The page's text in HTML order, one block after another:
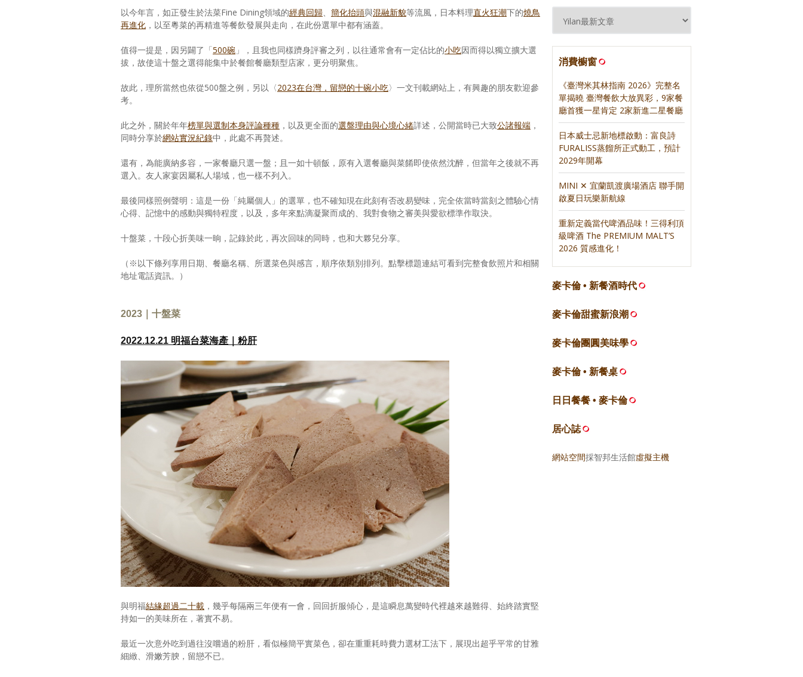
以今年言，如正發生於法菜Fine Dining領域的經典回歸、 簡化抬頭與混融新貌等流風，日本料理直火狂潮下的燒鳥
再進化 ，以至粵菜的再精進等餐飲發展與走向，在此份選單中都有涵蓋。
值得一提是，因另闢了「500碗 」，且我也同樣躋身評審之列，以往通常會有一定佔比的小吃因而得以獨立擴大選
拔，故使這十盤之選得能集中於餐館餐廳類型店家，更分明聚焦。
故此，理所當然也依從500盤之例，另以〈2023在台灣，留戀的十碗小吃〉一文刊載網站上，有興趣的朋友歡迎參
考。
此之外，關於年年榜單與選制本身評論種種 ，以及更全面的選盤理由與心境心緒詳述，公開當時已大致公諸報端 ，
同時分享於網站實況紀錄中，此處不再贅述。
還有，為能廣納多容，一家餐廳只選一盤；且一如十頓飯，原有入選餐廳與菜餚即使依然沈醉，但當年之後就不再
選入。友人家宴因屬私人場域，也一樣不列入。
最後同樣照例聲明：這是一份「純屬個人」的選單，也不確知現在此刻有否改易變味，完全依當時當刻之體驗心情
心得、記憶中的感動與獨特程度，以及，多年來點滴凝聚而成的、我對食物之審美與愛欲標準作取決。
十盤菜，十段心折美味一晌，記錄於此，再次回味的同時，也和大夥兒分享。
（※以下條列享用日期、餐廳名稱、所選菜色與感言，順序依類別排列。點擊標題連結可看到完整食飲照片和相關
地址電話資訊。）
2023｜十盤菜
2022.12.21 明福台菜海產｜粉肝
與明福結緣超過二十載 ，幾乎每隔兩三年便有一會，回回折服傾心，是這瞬息萬變時代裡越來越難得、始終踏實堅
持如一的美味所在，著實不易。
最近一次意外吃到過往沒嚐過的粉肝，看似極簡平實菜色，卻在重重耗時費力選材工法下，展現出超乎平常的甘雅
細緻、滑嫩芳腴，留戀不已。
消費櫥窗
《臺灣米其林指南 2026》完整名
單揭曉 臺灣餐飲大放異彩，9家餐
廳首獲一星肯定 2家新進二星餐廳
日本威士忌新地標啟動：富良詩
FURALISS蒸餾所正式動工，預計
2029年開幕
MINI ✕ 宜蘭凱渡廣場酒店 聯手開
啟夏日玩樂新航線
重新定義當代啤酒品味！三得利頂
級啤酒 The PREMIUM MALT’S
2026 質感進化！
麥卡倫 • 新餐酒時代
麥卡倫甜蜜新浪潮
麥卡倫團圓美味學
麥卡倫 • 新餐桌
日日餐餐 • 麥卡倫
居心誌
網站空間採智邦生活館虛擬主機